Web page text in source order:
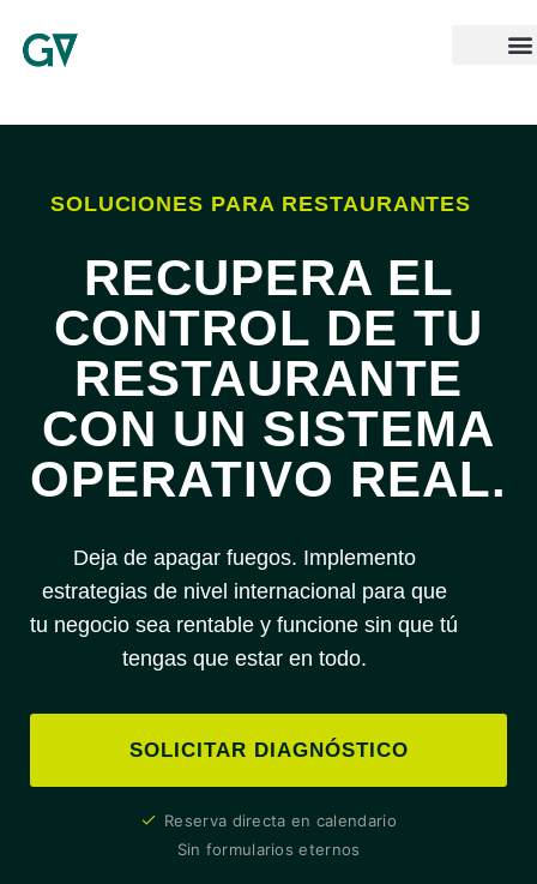
SOLUCIONES PARA RESTAURANTES
RECUPERA EL
CONTROL DE TU
RESTAURANTE
CON UN SISTEMA
OPERATIVO REAL.
Deja de apagar fuegos. Implemento
estrategias de nivel internacional para que
tu negocio sea rentable y funcione sin que tú
tengas que estar en todo.
SOLICITAR DIAGNÓSTICO
Reserva directa en calendario
Sin formularios eternos